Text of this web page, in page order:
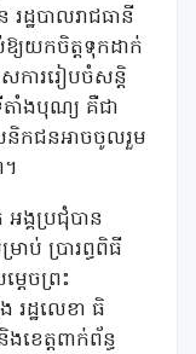
រដ្ឋបាលរាជធានី
ឱ្យយកចិត្តទុកដាក់
សការរៀបចំសន្តិ
ាំងបុណ្យ គឺជា
សនិកជនអាចចូលរួម
។
ង្គប្រជុំបាន
ប់ ប្រារព្ធពិធី
េចព្រះ
រដ្ឋលេខា ធិ
ខេត្តពាក់ព័ន្ធ